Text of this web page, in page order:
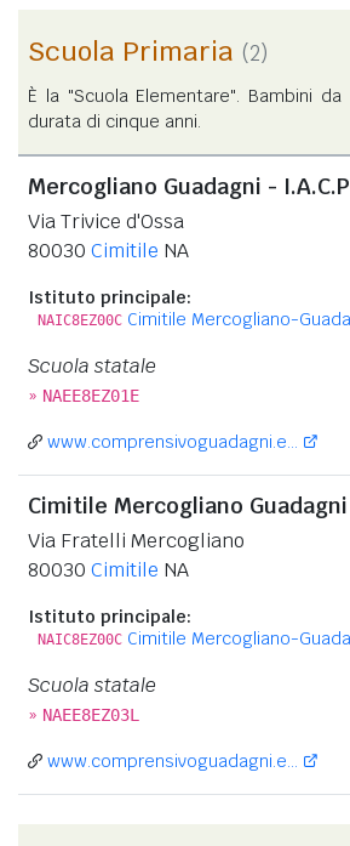
Scuola Primaria (2)
È la "Scuola Elementare". Bambini
durata di cinque anni.
Mercogliano Guadagni - I.A.C.P
Via Trivice d'Ossa
80030 Cimitile NA
Istituto principale:
NAIC8EZ00C Cimitile Mercogliano-
Scuola statale
» NAEE8EZ01E
www.comprensivoguadagni.e...
Cimitile Mercogliano Guadagni
Via Fratelli Mercogliano
80030 Cimitile NA
Istituto principale:
NAIC8EZ00C Cimitile Mercogliano-
Scuola statale
» NAEE8EZ03L
www.comprensivoguadagni.e...